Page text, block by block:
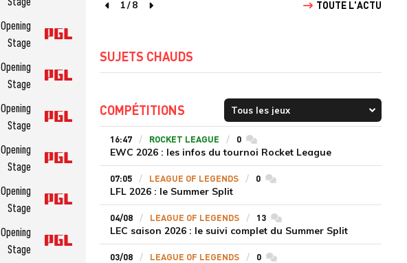
Opening
Stage
Opening
Stage
Opening
Stage
Opening
Stage
Opening
Stage
Opening
Stage
page précédente
1/8
page suivante
TOUTE L'ACTU
SUJETS CHAUDS
COMPÉTITIONS
16:47 ROCKET LEAGUE 0commentaires
EWC 2026 : les infos du tournoi Rocket League
07:05 LEAGUE OF LEGENDS 0commentaires
LFL 2026 : le Summer Split
04/08 LEAGUE OF LEGENDS 13commentaires
LEC saison 2026 : le suivi complet du Summer Split
03/08 LEAGUE OF LEGENDS 0commentaires